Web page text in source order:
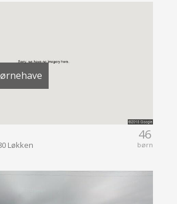
46
børn
Løkken